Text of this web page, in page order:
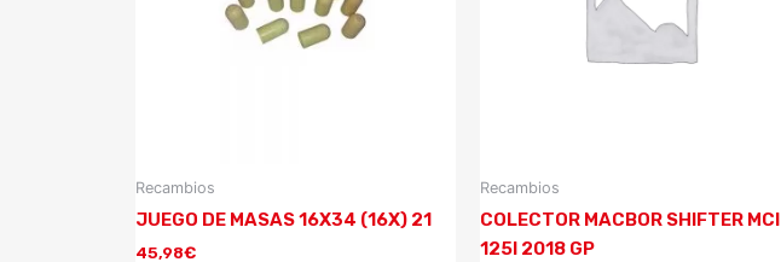
Recambios
JUEGO DE MASAS 16X34 (16X) 21
45,98€
Recambios
COLECTOR MACBOR SHIFTER MCI
125I 2018 GP